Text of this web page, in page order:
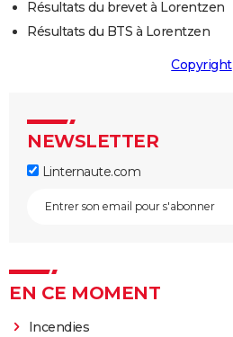
Résultats du brevet à Lorentzen
Résultats du BTS à Lorentzen
Copyright
NEWSLETTER
Linternaute.com
EN CE MOMENT
Incendies